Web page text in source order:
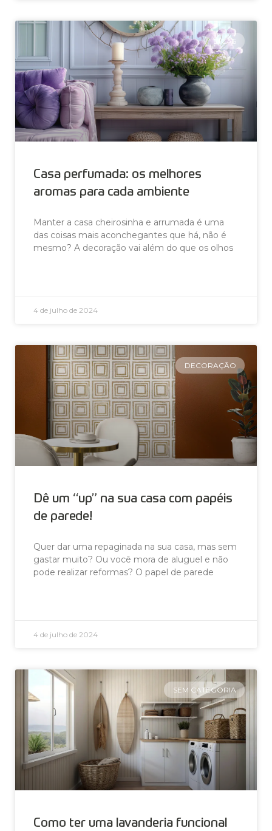
DICAS
Casa perfumada: os melhores
aromas para cada ambiente
Manter a casa cheirosinha e arrumada é uma
das coisas mais aconchegantes que há, não é
mesmo? A decoração vai além do que os olhos
4 de julho de 2024
DECORAÇÃO
Dê um “up” na sua casa com papéis
de parede!
Quer dar uma repaginada na sua casa, mas sem
gastar muito? Ou você mora de aluguel e não
pode realizar reformas? O papel de parede
4 de julho de 2024
SEM CATEGORIA
Como ter uma lavanderia funcional